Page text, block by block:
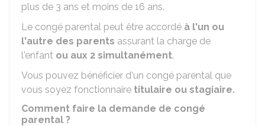
plus de 3 ans et moins de 16 ans.
Le congé parental peut être accordé à l'un ou
l'autre des parents assurant la charge de
l'enfant ou aux 2 simultanément.
Vous pouvez bénéficier d'un congé parental que
vous soyez fonctionnaire titulaire ou stagiaire.
Comment faire la demande de congé
parental ?